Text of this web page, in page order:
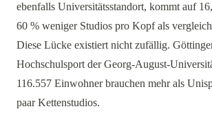
ebenfalls Universitätsstandort, kommt auf
60 % weniger Studios pro Kopf als
Diese Lücke existiert nicht zufällig.
Hochschulsport der Georg-August-
116.557 Einwohner brauchen mehr als
paar Kettenstudios.